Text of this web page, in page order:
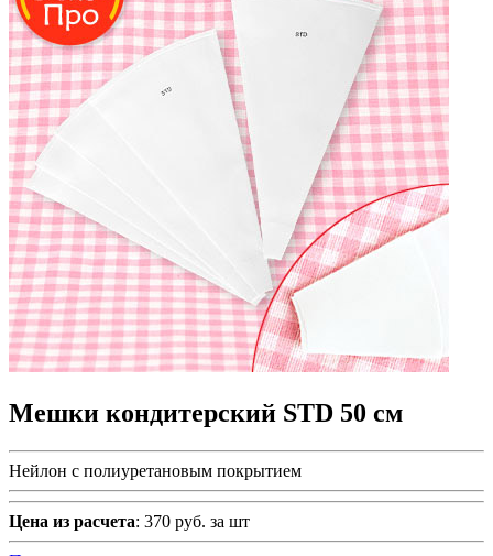
Мешки кондитерский STD 50 см
Нейлон с полиуретановым покрытием
Цена из расчета: 370 руб. за шт